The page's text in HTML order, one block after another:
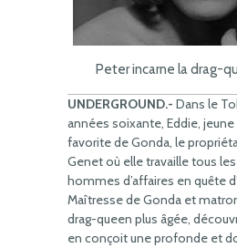
Peter incarne la drag-
UNDERGROUND.- Dans le
années soixante, Eddie,
favorite de Gonda, le
Genet où elle travaille tous
hommes d’affaires en quête
Maîtresse de Gonda et
drag-queen plus âgée,
en conçoit une profonde et